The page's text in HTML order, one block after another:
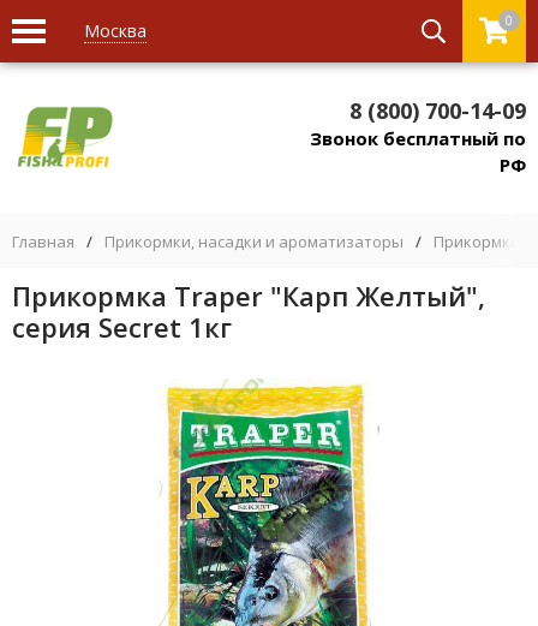
Москва 0
8 (800) 700-14-09
Звонок бесплатный по
РФ
Главная / Прикормки, насадки и ароматизаторы / Прикормки
Прикормка Traper "Карп Желтый",
серия Secret 1кг